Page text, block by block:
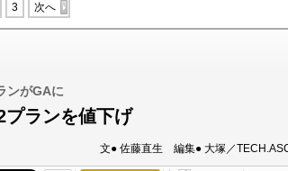
3 次へ
ンがGAに
ランを値下げ
文● 佐藤直生 編集● 大塚／